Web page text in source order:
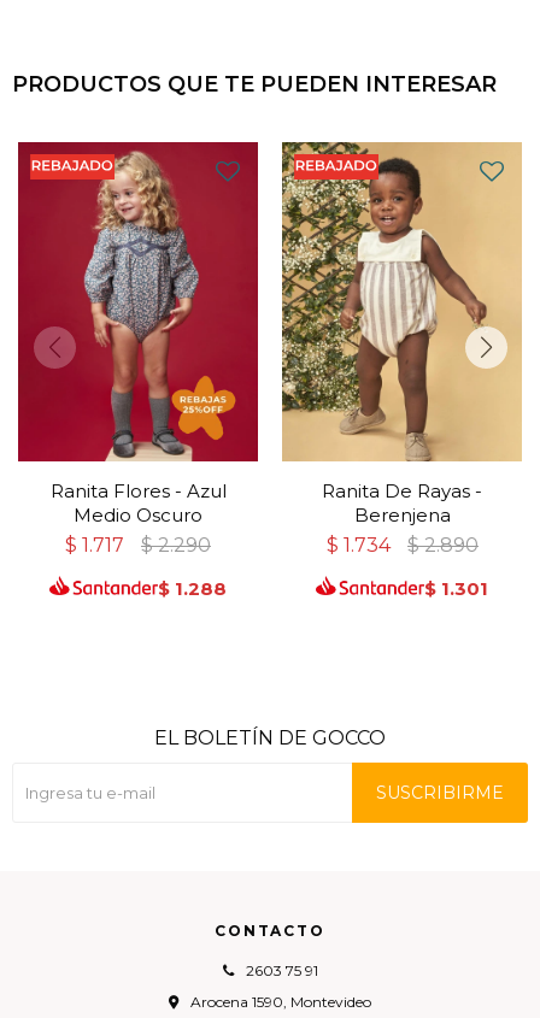
PRODUCTOS QUE TE PUEDEN INTERESAR
Ranita Flores - Azul
Medio Oscuro
$ 1.717 $ 2.290
$ 1.288
Ranita De Rayas -
Berenjena
$ 1.734 $ 2.890
$ 1.301
CONTACTO
2603 75 91
Arocena 1590, Montevideo
EL BOLETÍN DE GOCCO
SUSCRIBIRME